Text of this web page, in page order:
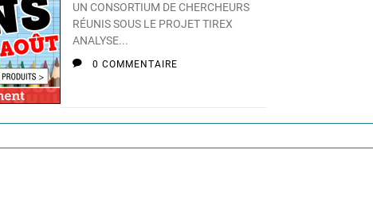
UN CONSORTIUM DE CHERCHEURS
RÉUNIS SOUS LE PROJET TIREX
ANALYSE...
0 COMMENTAIRE